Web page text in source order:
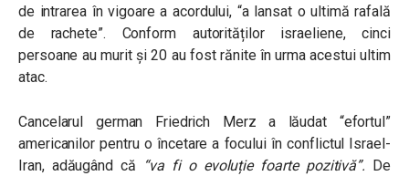
de intrarea în vigoare a acordului, “a lansat o ultimă rafală
de rachete”. Conform autorităților israeliene, cinci
persoane au murit și 20 au fost rănite în urma acestui ultim
atac.
Cancelarul german Friedrich Merz a lăudat “efortul”
americanilor pentru o încetare a focului în conflictul Israel-
Iran, adăugând că
“va fi o evoluție foarte pozitivă”. De